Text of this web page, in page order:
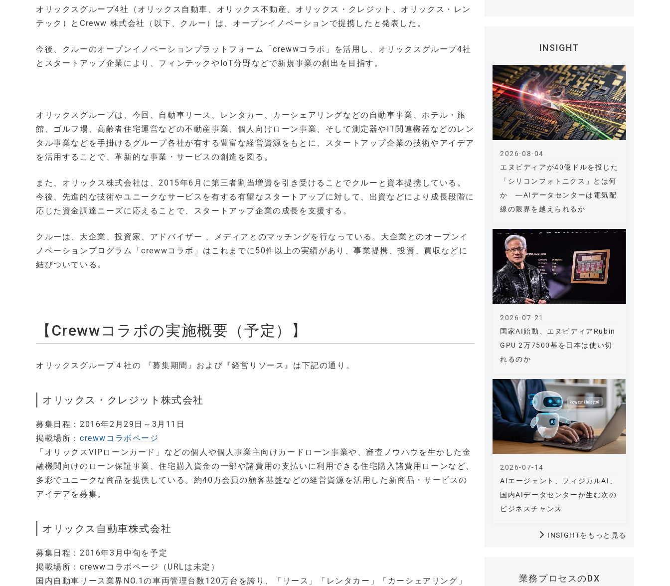
オリックスグループ4社（オリックス自動車、オリックス不動産、オリックス・クレジット、オリックス・レン
テック）とCreww 株式会社（以下、クルー）は、オープンイノベーションで提携したと発表した。
今後、クルーのオープンイノベーションプラットフォーム「crewwコラボ」を活用し、オリックスグループ4社
とスタートアップ企業により、フィンテックやIoT分野などで新規事業の創出を目指す。
オリックスグループは、今回、自動車リース、レンタカー、カーシェアリングなどの自動車事業、ホテル・旅
館、ゴルフ場、高齢者住宅運営などの不動産事業、個人向けローン事業、そして測定器やIT関連機器などのレン
タル事業などを手掛けるグループ各社が有する豊富な経営資源をもとに、スタートアップ企業の技術やアイデア
を活用することで、革新的な事業・サービスの創造を図る。
また、オリックス株式会社は、2015年6月に第三者割当増資を引き受けることでクルーと資本提携している。
今後、先進的な技術やユニークなサービスを有する有望なスタートアップに対して、出資などにより成長段階に
応じた資金調達ニーズに応えることで、スタートアップ企業の成長を支援する。
クルーは、大企業、投資家、アドバイザー 、メディアとのマッチングを行なっている。大企業とのオープンイ
ノベーションプログラム「crewwコラボ」はこれまでに50件以上の実績があり、事業提携、投資、買収などに
結びついている。
【Crewwコラボの実施概要（予定）】
オリックスグループ４社の 『募集期間』および『経営リソース』は下記の通り。
オリックス・クレジット株式会社
募集日程：2016年2月29日～3月11日
掲載場所： crewwコラボページ
「オリックスVIPローンカード」などの個人や個人事業主向けカードローン事業や、審査ノウハウを生かした金
融機関向けのローン保証事業、住宅購入資金の一部や諸費用の支払いに利用できる住宅購入諸費用ローンなど、
多彩でユニークな商品を提供している。約40万会員の顧客基盤などの経営資源を活用した新商品・サービスの
アイデアを募集。
オリックス自動車株式会社
募集日程：2016年3月中旬を予定
掲載場所：crewwコラボページ（URLは未定）
国内自動車リース業界NO.1の車両管理台数120万台を誇り、「リース」「レンタカー」「カーシェアリング」
INSIGHT
エヌビディアが40億ドルを投じた
「シリコンフォトニクス」とは何
か ―AIデータセンターは電気配
線の限界を越えられるか
2026-08-04
国家AI始動、エヌビディアRubin
GPU 2万7500基を日本は使い切
れるのか
2026-07-21
AIエージェント、フィジカルAI、
国内AIデータセンターが生む次の
ビジネスチャンス
2026-07-14
INSIGHTをもっと見る
業務プロセスのDX